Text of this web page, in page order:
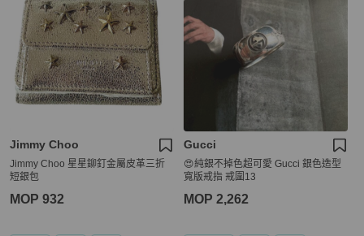
Jimmy Choo
Jimmy Choo 星星鉚釘金屬皮革三折
短銀包
MOP 932
Gucci
😍純銀不掉色超可愛 Gucci 銀色造型
寬版戒指 戒圍13
MOP 2,262